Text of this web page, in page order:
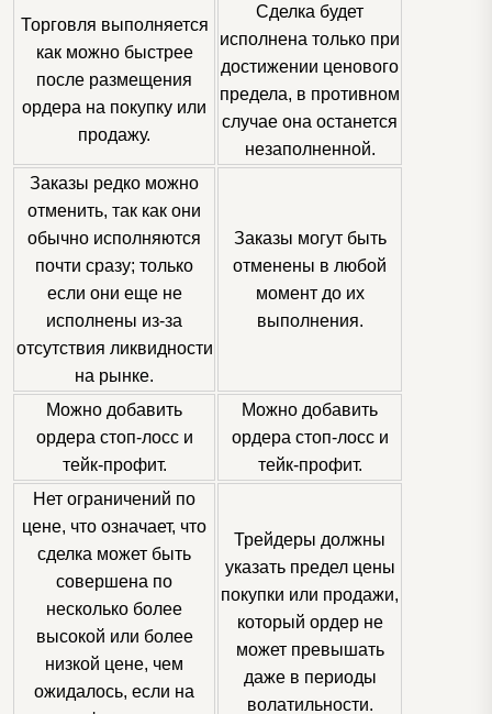
Торговля выполняется
как можно быстрее
после размещения
ордера на покупку или
продажу.
Сделка будет
исполнена только при
достижении ценового
предела, в противном
случае она останется
незаполненной.
Заказы редко можно
отменить, так как они
обычно исполняются
почти сразу; только
если они еще не
исполнены из-за
отсутствия ликвидности
на рынке.
Заказы могут быть
отменены в любой
момент до их
выполнения.
Можно добавить
ордера стоп-лосс и
тейк-профит.
Можно добавить
ордера стоп-лосс и
тейк-профит.
Нет ограничений по
цене, что означает, что
сделка может быть
совершена по
несколько более
высокой или более
низкой цене, чем
ожидалось, если на
Трейдеры должны
указать предел цены
покупки или продажи,
который ордер не
может превышать
даже в периоды
волатильности.